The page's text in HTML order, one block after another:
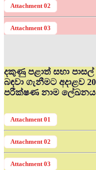
Attachment 02
Attachment 03
දකුණු පළාත් සභා
බඳවා ගැනීමට අදාළව
පරීක්ෂණ නාම ලේඛනය
Attachment 01
Attachment 02
Attachment 03